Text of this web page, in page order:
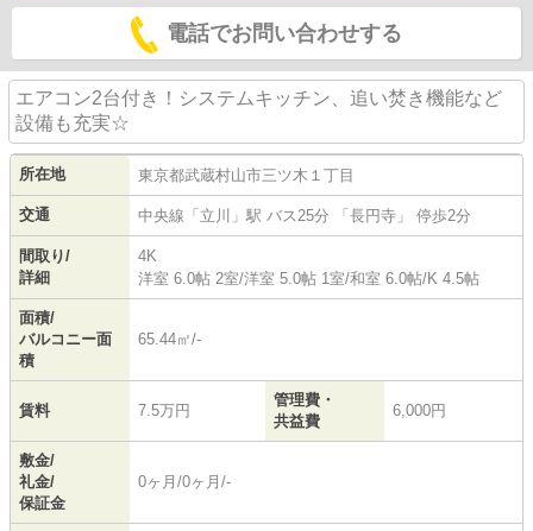
電話でお問い合わせする
エアコン2台付き！システムキッチン、追い焚き機能など
設備も充実☆
所在地 東京都武蔵村山市三ツ木 １丁目
交通 中央線 「立川 」駅 バス25分 「長円寺」 停歩2分
間取り/
詳細
4K
洋室 6.0帖 2室/洋室 5.0帖 1室/和室 6.0帖/K 4.5帖
面積/
バルコニー面
積
65.44㎡/-
賃料 7.5万円
管理費・
共益費
6,000円
敷金/
礼金/
保証金
0ヶ月/0ヶ月/-